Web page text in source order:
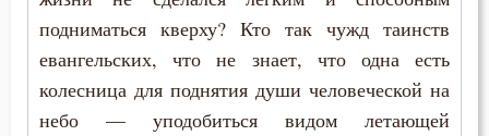
Кротость
Ложь
подниматься кверху? Кто так чужд таинств
евангельских, что не знает, что одна есть
колесница для поднятия души человеческой на
небо — уподобиться видом летающей